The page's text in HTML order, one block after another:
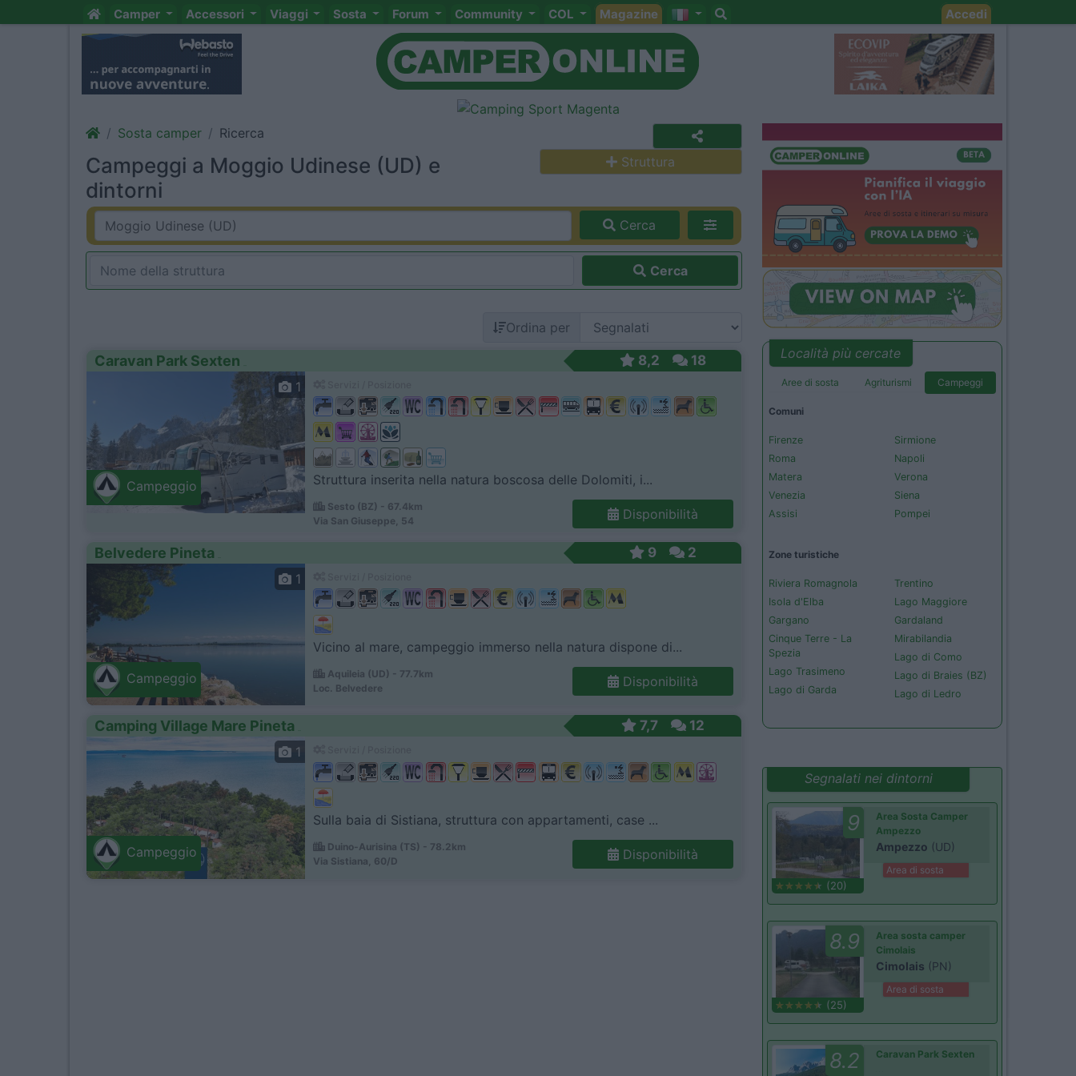
Camper Accessori Viaggi Sosta Forum Community COL Magazine Accedi
Sosta camper Ricerca
Campeggi a Moggio Udinese (UD) e
dintorni
Struttura
Cerca
Cerca
Ordina per
Caravan Park Sexten 8,2 18
Campeggio
1
Struttura inserita nella natura boscosa delle Dolomiti, i...
Sesto (BZ) - 67.4km
Via San Giuseppe, 54
Disponibilità
Belvedere Pineta 9 2
Campeggio
1
Vicino al mare, campeggio immerso nella natura dispone di...
Aquileia (UD) - 77.7km
Loc. Belvedere
Disponibilità
Camping Village Mare Pineta 7,7 12
Campeggio
1
Sulla baia di Sistiana, struttura con appartamenti, case ...
Duino-Aurisina (TS) - 78.2km
Via Sistiana, 60/D
Disponibilità
Località più cercate
Aree di sosta Agriturismi Campeggi
Comuni
Firenze
Roma
Matera
Venezia
Assisi
Sirmione
Napoli
Verona
Siena
Pompei
Zone turistiche
Riviera Romagnola
Isola d'Elba
Gargano
Cinque Terre - La
Spezia
Lago Trasimeno
Lago di Garda
Trentino
Lago Maggiore
Gardaland
Mirabilandia
Lago di Como
Lago di Braies (BZ)
Lago di Ledro
Segnalati nei dintorni
9
(20)
Area Sosta Camper
Ampezzo
Ampezzo (UD)
Area di sosta
8.9
(25)
Area sosta camper
Cimolais
Cimolais (PN)
Area di sosta
8.2 Caravan Park Sexten